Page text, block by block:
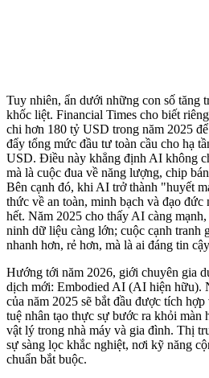
Tuy nhiên, ẩn dưới những con số tăng
khốc liệt. Financial Times cho biết
chi hơn 180 tỷ USD trong năm 2025
đẩy tổng mức đầu tư toàn cầu cho hạ
USD. Điều này khẳng định AI không
mà là cuộc đua về năng lượng, chip
Bên cạnh đó, khi AI trở thành "huyết
thức về an toàn, minh bạch và đạo
hết. Năm 2025 cho thấy AI càng
ninh dữ liệu càng lớn; cuộc cạnh tranh
nhanh hơn, rẻ hơn, mà là ai đáng tin
Hướng tới năm 2026, giới chuyên gia
dịch mới: Embodied AI (AI hiện hữu).
của năm 2025 sẽ bắt đầu được tích
tuệ nhân tạo thực sự bước ra khỏi màn
vật lý trong nhà máy và gia đình. Thị
sự sàng lọc khắc nghiệt, nơi kỹ năng
chuẩn bắt buộc.